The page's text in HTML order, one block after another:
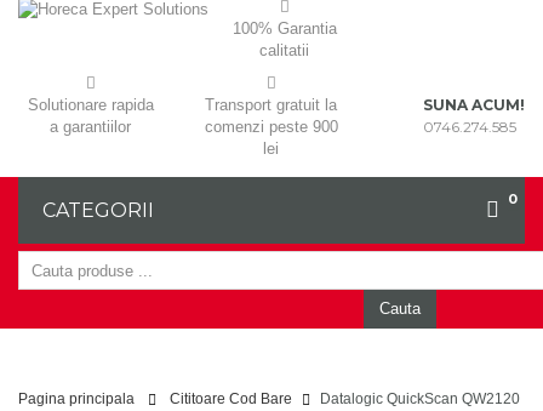
100% Garantia
calitatii
Solutionare rapida
a garantiilor
Transport gratuit la
comenzi peste 900
lei
SUNA ACUM!
0746.274.585
CATEGORII
Cauta
0
Pagina principala Cititoare Cod Bare Datalogic QuickScan QW2120